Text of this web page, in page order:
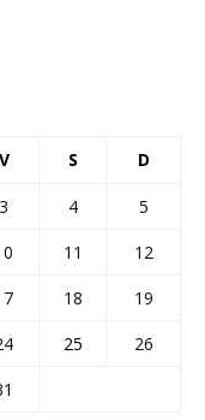
V S D
3 4
5
11
12
18
19
25
26